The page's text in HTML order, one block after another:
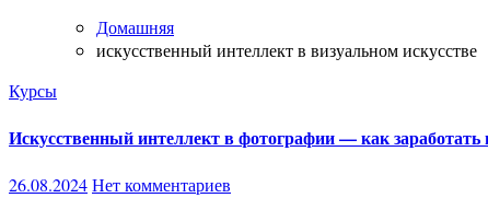
Домашняя
искусственный интеллект в визуальном искусстве
Курсы
Искусственный интеллект в фотографии — как
26.08.2024Нет комментариев